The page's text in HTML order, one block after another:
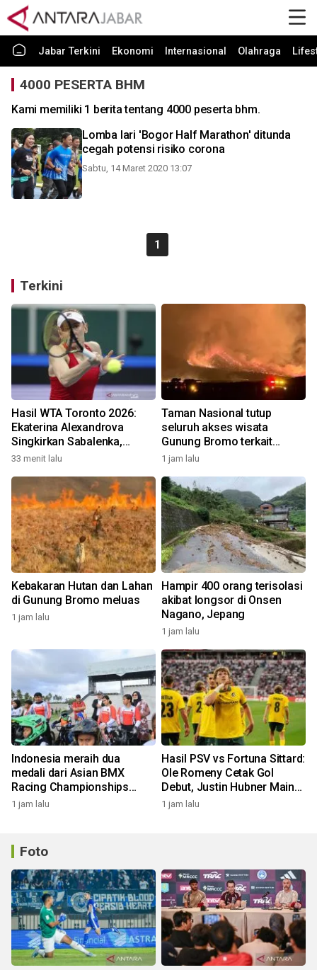
Jabar Terkini Ekonomi Internasional Olahraga
4000 PESERTA BHM
Kami memiliki 1 berita tentang 4000 peserta bhm.
Lomba lari 'Bogor Half Marathon' ditunda
cegah potensi risiko corona
Sabtu, 14 Maret 2020 13:07
1
Terkini
Hasil WTA Toronto 2026:
Ekaterina Alexandrova
Singkirkan Sabalenka,
Swiatek Segel Tiket
33 menit lalu
Taman Nasional tutup
seluruh akses wisata
Gunung Bromo terkait
kebakaran hutan dan lahan
1 jam lalu
Kebakaran Hutan dan Lahan
di Gunung Bromo meluas
1 jam lalu
Hampir 400 orang terisolasi
akibat longsor di Onsen
Nagano, Jepang
1 jam lalu
Indonesia meraih dua
medali dari Asian BMX
Racing Championships
2026
1 jam lalu
Hasil PSV vs Fortuna Sittard:
Ole Romeny Cetak Gol
Debut, Justin Hubner Main
Penuh!
1 jam lalu
Foto